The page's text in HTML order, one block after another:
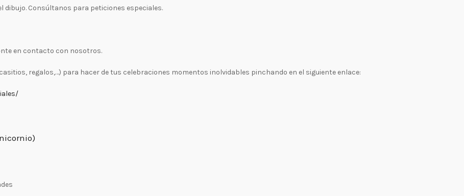
dibujo. Consúltanos para peticiones especiales.
en contacto con nosotros.
regalos,…) para hacer de tus celebraciones momentos inolvidables pinchando en el siguiente enlace: